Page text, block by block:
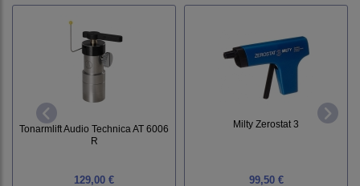
Tonarmlift Audio Technica AT 6006
R
129,00 €
Milty Zerostat 3
99,50 €